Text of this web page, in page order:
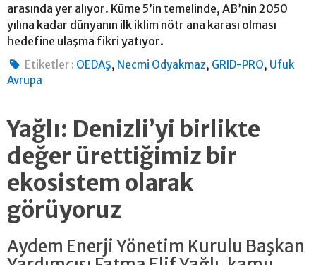
arasında yer alıyor. Küme 5’in temelinde, AB’nin 2050
yılına kadar dünyanın ilk iklim nötr ana karası olması
hedefine ulaşma fikri yatıyor.
Etiketler : OEDAŞ, Necmi Odyakmaz, GRID-PRO, Ufuk
Avrupa
Yağlı: Denizli’yi birlikte
değer ürettiğimiz bir
ekosistem olarak
görüyoruz
Aydem Enerji Yönetim Kurulu Başkan